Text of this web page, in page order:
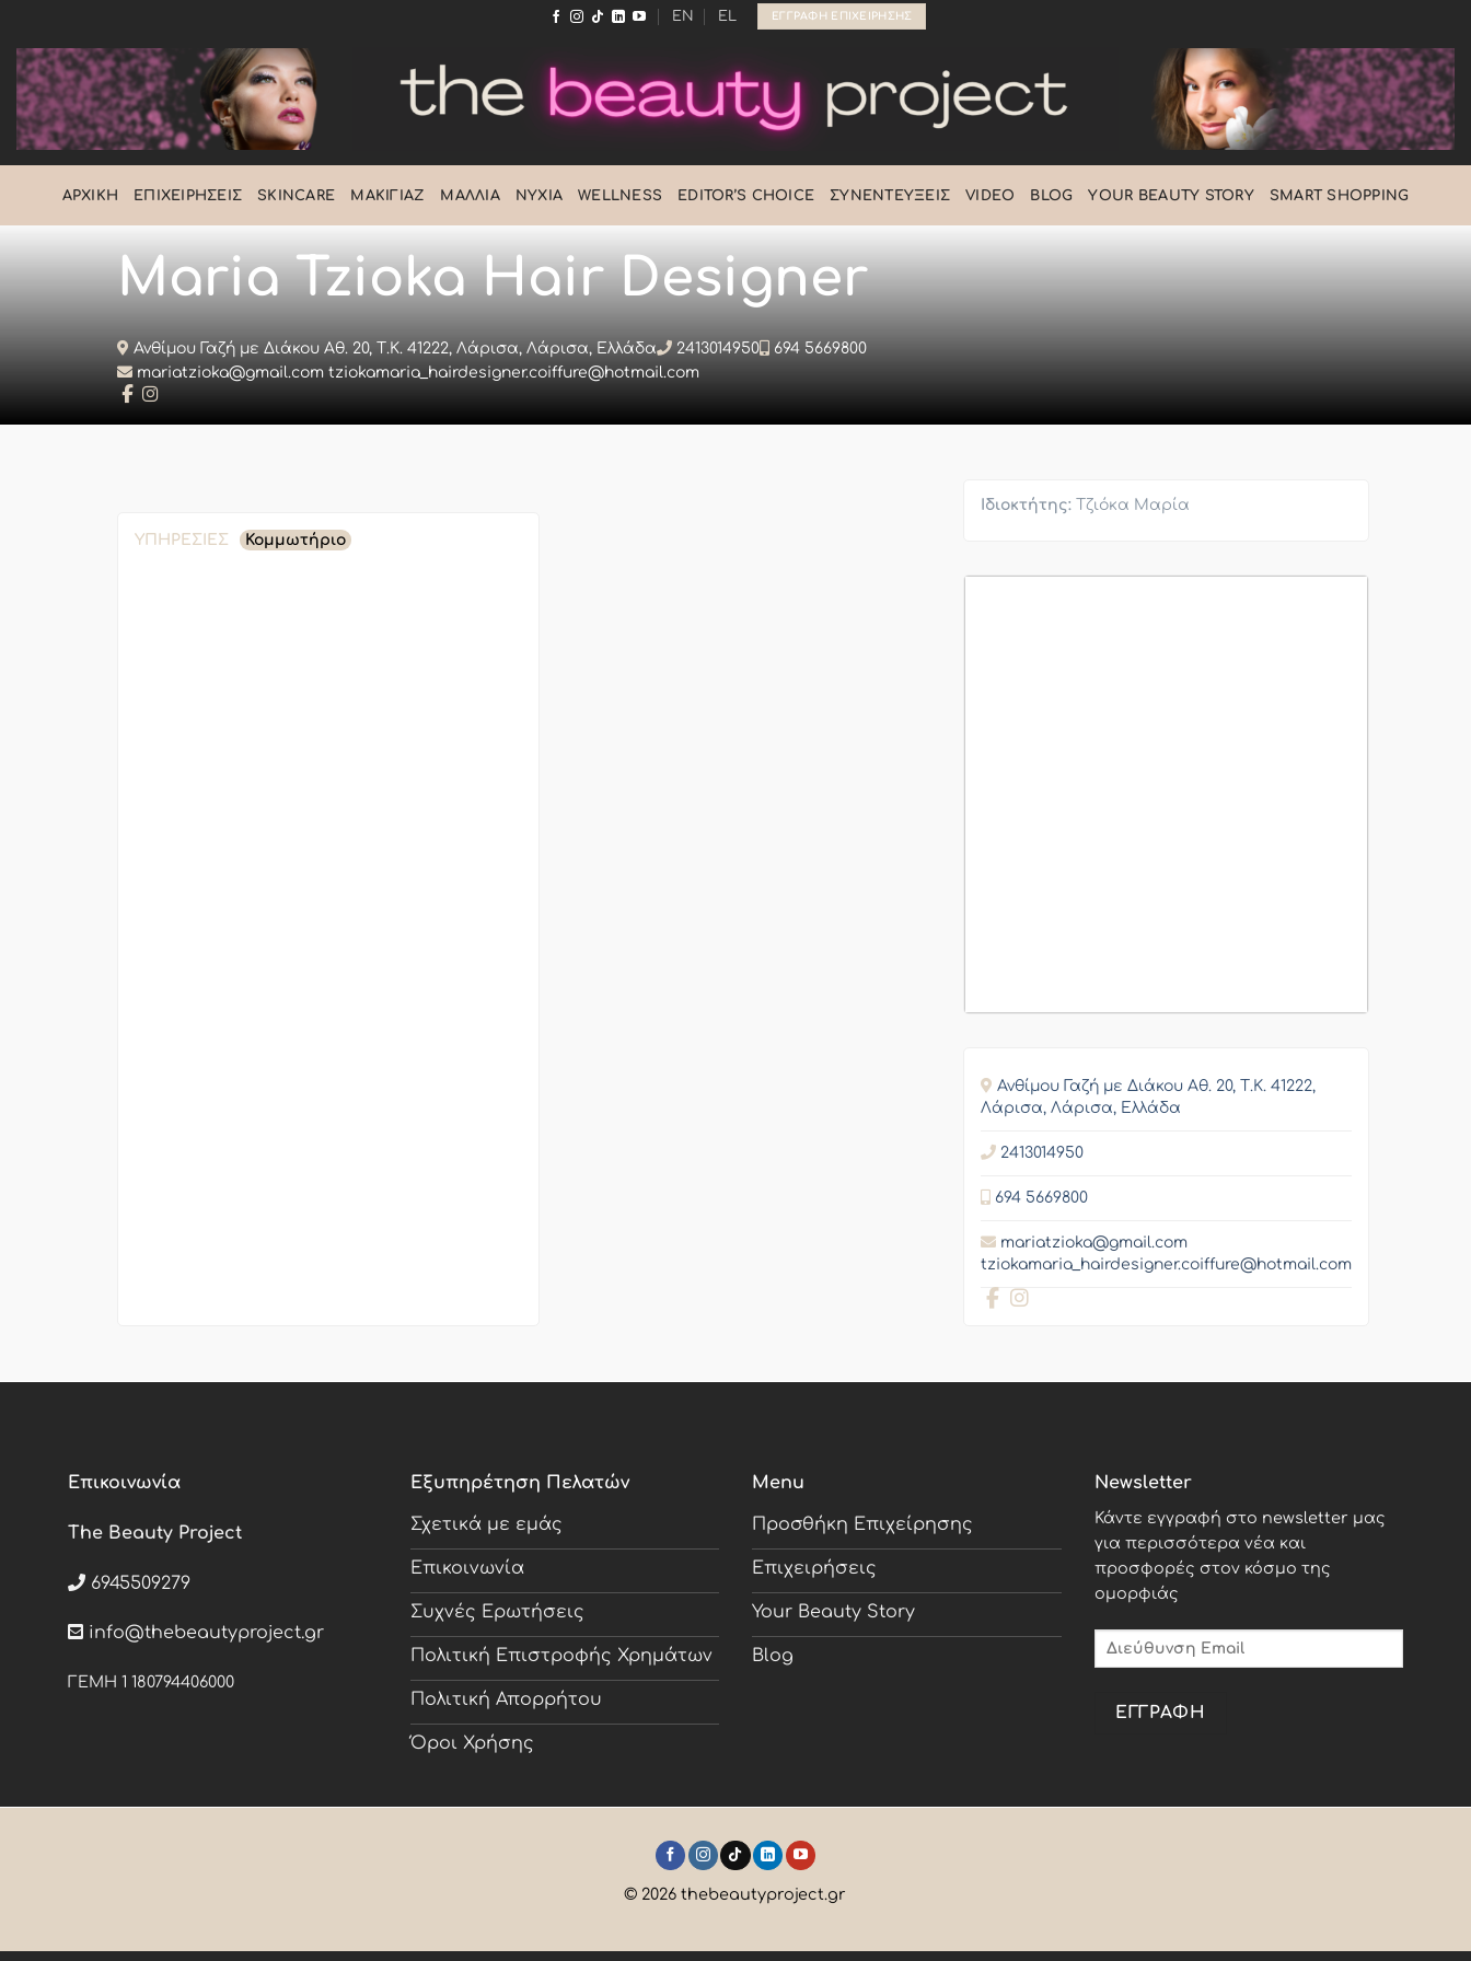
περιεχόμενο
EN EL ΕΓΓΡΑΦΉ ΕΠΙΧΕΊΡΗΣΗΣ
ΑΡΧΙΚΉ ΕΠΙΧΕΙΡΉΣΕΙΣ SKINCARE ΜΑΚΙΓΙΆΖ ΜΑΛΛΙΆ ΝΎΧΙΑ WELLNESS EDITOR’S CHOICE ΣΥΝΕΝΤΕΎΞΕΙΣ VIDEO BLOG ΥOUR BEAUTY STORY SMART SHOPPING
Maria Tzioka Hair Designer
Ανθίμου Γαζή με Διάκου Αθ. 20, Τ.Κ. 41222, Λάρισα, Λάρισα, Ελλάδα 2413014950
694 5669800
mariatzioka@gmail.com tziokamaria_hairdesigner.coiffure@hotmail.com
ΥΠΗΡΕΣΊΕΣ Κομμωτήριο
Ιδιοκτήτης: Τζιόκα Μαρία
Ανθίμου Γαζή με Διάκου Αθ. 20, Τ.Κ. 41222,
Λάρισα, Λάρισα, Ελλάδα
2413014950
694 5669800
mariatzioka@gmail.com
tziokamaria_hairdesigner.coiffure@hotmail.com
Επικοινωνία
The Beauty Project
6945509279
info@thebeautyproject.gr
ΓΕΜΗ 1 180794406000
Εξυπηρέτηση Πελατών
Σχετικά με εμάς
Επικοινωνία
Συχνές Ερωτήσεις
Πολιτική Επιστροφής Χρημάτων
Πολιτική Απορρήτου
Όροι Χρήσης
Menu
Προσθήκη Επιχείρησης
Επιχειρήσεις
Your Beauty Story
Blog
Newsletter
Κάντε εγγραφή στο newsletter μας
για περισσότερα νέα και
προσφορές στον κόσμο της
ομορφιάς
© 2026 thebeautyproject.gr